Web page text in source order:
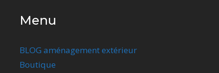
Menu
BLOG aménagement extérieur
Boutique